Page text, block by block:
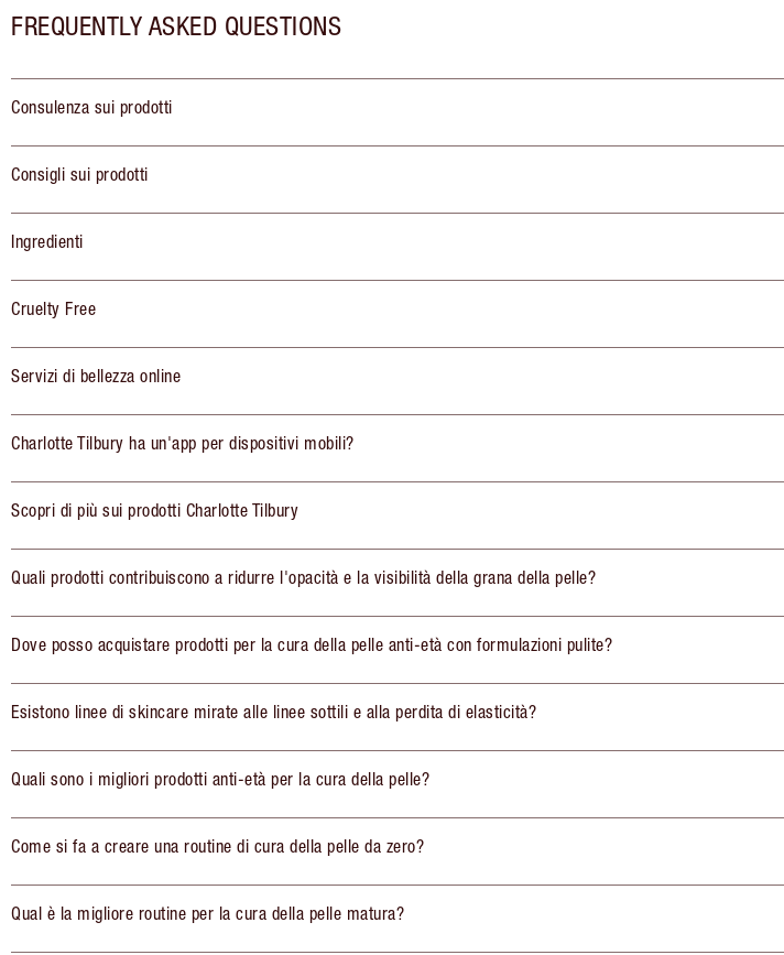
FREQUENTLY ASKED QUESTIONS
Consulenza sui prodotti
Consigli sui prodotti
Ingredienti
Cruelty Free
Servizi di bellezza online
Charlotte Tilbury ha un'app per dispositivi mobili?
Scopri di più sui prodotti Charlotte Tilbury
Quali prodotti contribuiscono a ridurre l'opacità e la visibilità della grana della pelle?
Dove posso acquistare prodotti per la cura della pelle anti-età con formulazioni pulite?
Esistono linee di skincare mirate alle linee sottili e alla perdita di elasticità?
Quali sono i migliori prodotti anti-età per la cura della pelle?
Come si fa a creare una routine di cura della pelle da zero?
Qual è la migliore routine per la cura della pelle matura?